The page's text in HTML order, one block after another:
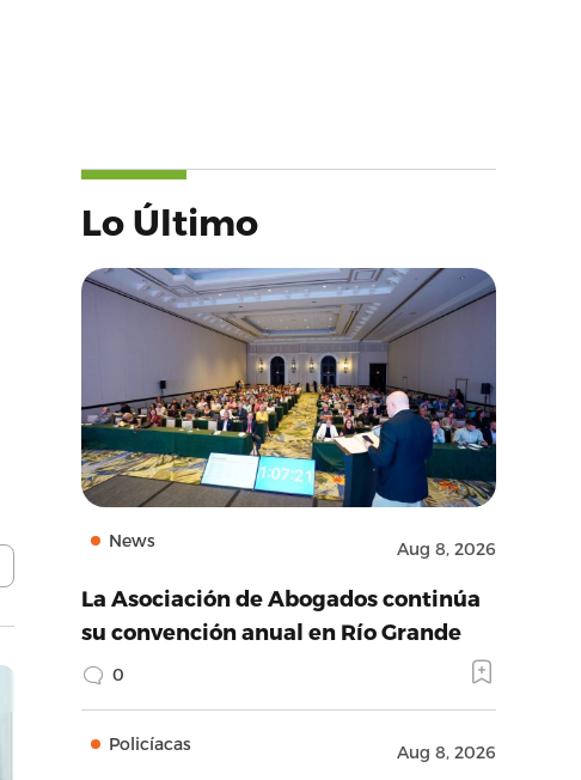
Lo Último
News Aug 8, 2026
La Asociación de Abogados continúa
su convención anual en Río Grande
0
Policíacas Aug 8, 2026